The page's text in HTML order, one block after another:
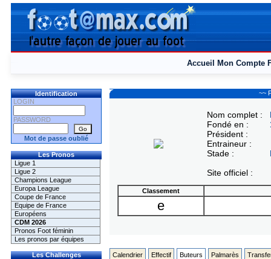
Accueil Mon Compte
Identification
LOGIN
PASSWORD
Mot de passe oublié
Les Pronos
Ligue 1
Ligue 2
Champions League
Europa League
Coupe de France
Equipe de France
Européens
CDM 2026
Pronos Foot féminin
Les pronos par équipes
Les Challenges
~~
Nom complet :
Fondé en :
Président :
Entraineur :
Stade :
Site officiel :
Classement
e
Calendrier Effectif Buteurs Palmarès